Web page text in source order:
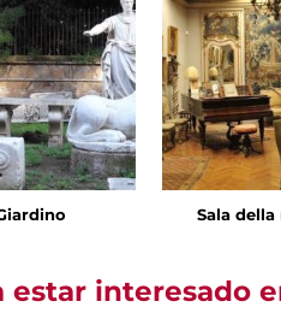
Sala
interesado